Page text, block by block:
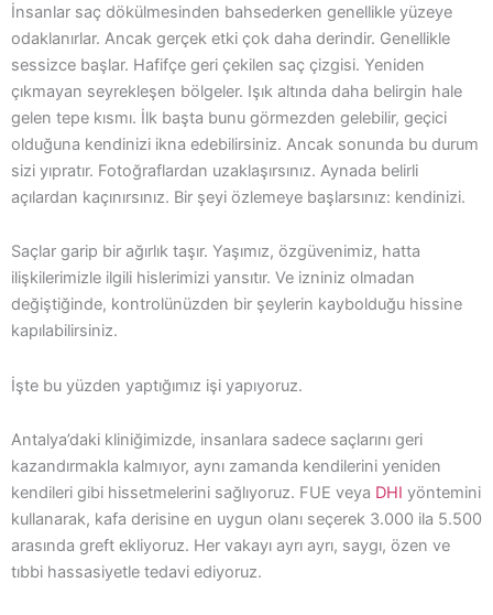
İnsanlar saç dökülmesinden bahsederken genellikle yüzeye
odaklanırlar. Ancak gerçek etki çok daha derindir. Genellikle
sessizce başlar. Hafifçe geri çekilen saç çizgisi. Yeniden
çıkmayan seyrekleşen bölgeler. Işık altında daha belirgin hale
gelen tepe kısmı. İlk başta bunu görmezden gelebilir, geçici
olduğuna kendinizi ikna edebilirsiniz. Ancak sonunda bu durum
sizi yıpratır. Fotoğraflardan uzaklaşırsınız. Aynada belirli
açılardan kaçınırsınız. Bir şeyi özlemeye başlarsınız: kendinizi.
Saçlar garip bir ağırlık taşır. Yaşımız, özgüvenimiz, hatta
ilişkilerimizle ilgili hislerimizi yansıtır. Ve izniniz olmadan
değiştiğinde, kontrolünüzden bir şeylerin kaybolduğu hissine
kapılabilirsiniz.
İşte bu yüzden yaptığımız işi yapıyoruz.
Antalya’daki kliniğimizde, insanlara sadece saçlarını geri
kazandırmakla kalmıyor, aynı zamanda kendilerini yeniden
kendileri gibi hissetmelerini sağlıyoruz. FUE veya DHI yöntemini
kullanarak, kafa derisine en uygun olanı seçerek 3.000 ila 5.500
arasında greft ekliyoruz. Her vakayı ayrı ayrı, saygı, özen ve
tıbbi hassasiyetle tedavi ediyoruz.